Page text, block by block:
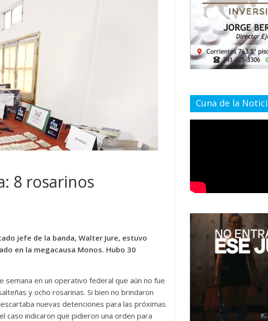
8 rosarinos
jefe de la banda, Walter Jure, estuvo
en la megacausa Monos. Hubo 30
semana en un operativo federal que aún no fue
y ocho rosarinas. Si bien no brindaron
nuevas detenciones para las próximas
caso indicaron que pidieron una orden para
Cuna de la